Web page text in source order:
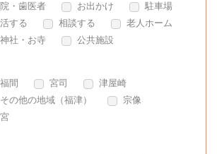
・歯医者 お出かけ
駐車場
する 相談する
老人ホーム
神社・お寺 公共施設
福間 宮司
津屋崎
その他の地域（福津）
宗像